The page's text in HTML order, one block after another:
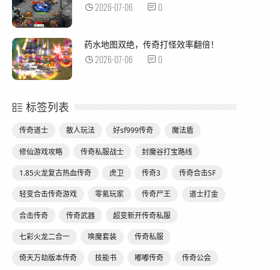
2026-07-06 0
药水地图双绝，传奇打怪效率翻倍！
2026-07-06 0
标签列表
传奇道士 散人玩法 好sf999传奇 魔法盾
修仙游戏攻略 传奇私服战士 封魔谷打宝路线
1.85火龙复古热血传奇 虎卫 传奇3 传奇合击SF
轻变合击传奇游戏 零氪玩家 传奇尸王 道士打金
合击传奇 传奇武器 超变新开传奇私服
七彩火龙二合一 唤魔套装 传奇私服
倚天万劫版本传奇 技能书 嘟嘟传奇 传奇公会